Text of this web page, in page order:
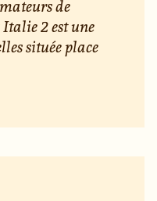
de
2 est une
située place